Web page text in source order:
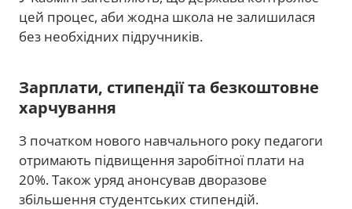
цей процес, аби жодна школа не залишилася
без необхідних підручників.
Зарплати, стипендії та безкоштовне
харчування
З початком нового навчального року педагоги
отримають підвищення заробітної плати на
20%. Також уряд анонсував дворазове
збільшення студентських стипендій.